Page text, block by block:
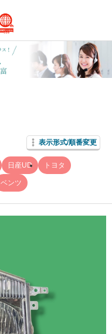
表示形式/順番変更
日産UD トヨタ
ベンツ